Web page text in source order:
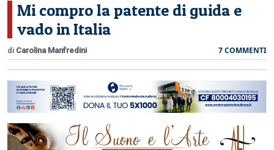
Mi compro la patente di guida e
vado in Italia
di Carolina Manfredini 7 COMMENTI